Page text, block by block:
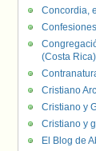
Concordia,
(Costa Rica)
Cristiano
Cristiano y
Cristiano y
El Blog de